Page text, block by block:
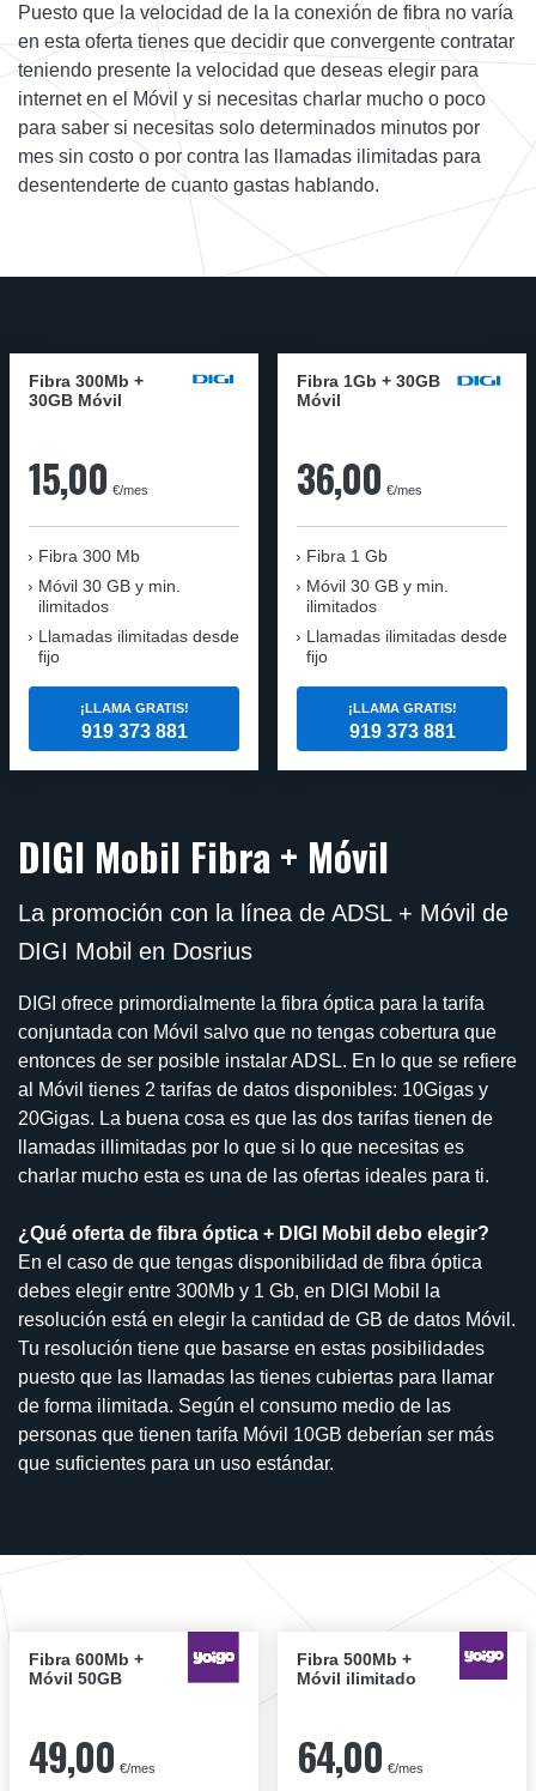
Puesto que la velocidad de la la conexión de fibra no varía
en esta oferta tienes que decidir que convergente contratar
teniendo presente la velocidad que deseas elegir para
internet en el Móvil y si necesitas charlar mucho o poco
para saber si necesitas solo determinados minutos por
mes sin costo o por contra las llamadas ilimitadas para
desentenderte de cuanto gastas hablando.
Fibra 300Mb +
30GB Móvil
15,00 €/mes
Fibra 300 Mb
Móvil 30 GB y min.
ilimitados
Llamadas ilimitadas desde
fijo
¡LLAMA GRATIS!
919 373 881
Fibra 1Gb + 30GB
Móvil
36,00 €/mes
Fibra 1 Gb
Móvil 30 GB y min.
ilimitados
Llamadas ilimitadas desde
fijo
¡LLAMA GRATIS!
919 373 881
DIGI Mobil Fibra + Móvil
La promoción con la línea de ADSL + Móvil de
DIGI Mobil en Dosrius
DIGI ofrece primordialmente la fibra óptica para la tarifa
conjuntada con Móvil salvo que no tengas cobertura que
entonces de ser posible instalar ADSL. En lo que se refiere
al Móvil tienes 2 tarifas de datos disponibles: 10Gigas y
20Gigas. La buena cosa es que las dos tarifas tienen de
llamadas illimitadas por lo que si lo que necesitas es
charlar mucho esta es una de las ofertas ideales para ti.
¿Qué oferta de fibra óptica + DIGI Mobil debo elegir?
En el caso de que tengas disponibilidad de fibra óptica
debes elegir entre 300Mb y 1 Gb, en DIGI Mobil la
resolución está en elegir la cantidad de GB de datos Móvil.
Tu resolución tiene que basarse en estas posibilidades
puesto que las llamadas las tienes cubiertas para llamar
de forma ilimitada. Según el consumo medio de las
personas que tienen tarifa Móvil 10GB deberían ser más
que suficientes para un uso estándar.
Fibra 600Mb +
Móvil 50GB
49,00 €/mes
Fibra 500Mb +
Móvil ilimitado
64,00 €/mes